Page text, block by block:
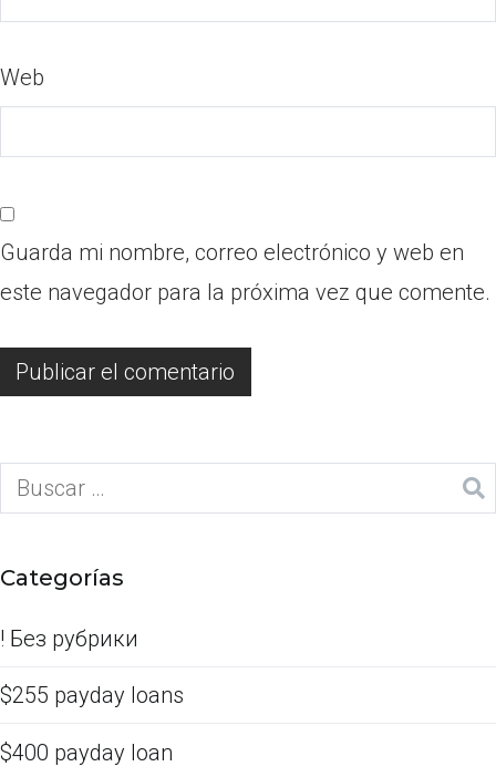
Web
Guarda mi nombre, correo electrónico y web en
este navegador para la próxima vez que comente.
Categorías
! Без рубрики
$255 payday loans
$400 payday loan